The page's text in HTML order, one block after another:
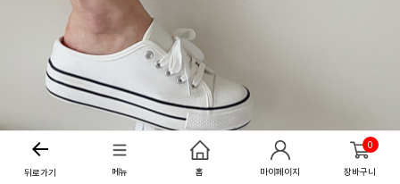
뒤로가기 메뉴 홈 마이페이지
0
장바구니